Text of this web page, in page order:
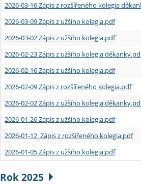
2026-03-16 Zápis z rozšířeného kolegia
2026-03-09 Zápis z užšího kolegia.pdf
2026-03-02 Zápis z užšího kolegia.pdf
2026-02-23 Zápis z užšího kolegia
2026-02-16 Zápis z užšího kolegia.pdf
2026-02-09 Zápis z rozšířeného kolegia.pdf
2026-02-02 Zápis z užšího kolegia
2026-01-26 Zápis z užšího kolegia.pdf
2026-01-12 Zápis z rozšířeného kolegia.pdf
2026-01-05 Zápis z užšího kolegia.pdf
Rok 2025